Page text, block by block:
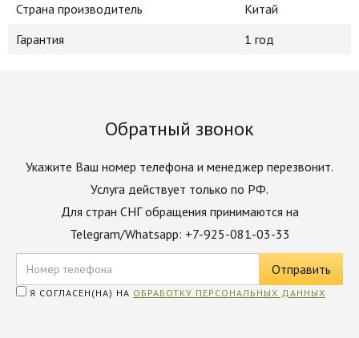
Страна производитель
Китай
Гарантия
1 год
Обратный звонок
Укажите Ваш номер телефона и менеджер перезвонит.
Услуга действует только по РФ.
Для стран СНГ обращения принимаются на
Telegram/Whatsapp: +7-925-081-03-33
Я СОГЛАСЕН(НА) НА ОБРАБОТКУ ПЕРСОНАЛЬНЫХ ДАННЫХ